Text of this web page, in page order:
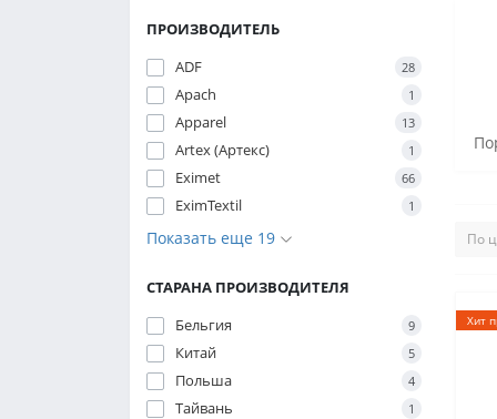
ПРОИЗВОДИТЕЛЬ
ADF
28
Apach 1
Apparel 13
Artex (Артекс) 1
Eximet 66
EximTextil 1
Показать еще 19
СТАРАНА ПРОИЗВОДИТЕЛЯ
Бельгия
9
Китай 5
Польша 4
Тайвань 1
Хит